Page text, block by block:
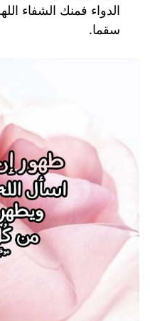
الدواء فمنك الشفاء
سقما.